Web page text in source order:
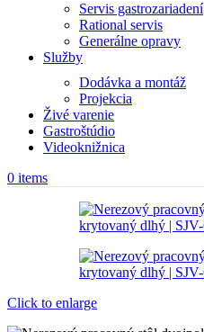
Servis gastrozariadení
Rational servis
Generálne opravy
Služby
Dodávka a montáž
Projekcia
Živé varenie
Gastroštúdio
Videoknižnica
0 items
Click to enlarge